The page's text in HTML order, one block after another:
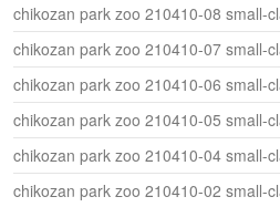
chikozan park zoo 210410-08 small-
chikozan park zoo 210410-07 small-
chikozan park zoo 210410-06 small-
chikozan park zoo 210410-05 small-
chikozan park zoo 210410-04 small-
chikozan park zoo 210410-02 small-